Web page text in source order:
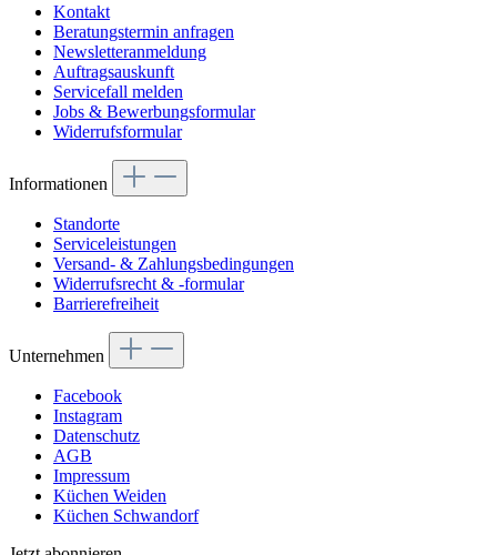
Kontakt
Beratungstermin anfragen
Newsletteranmeldung
Auftragsauskunft
Servicefall melden
Jobs & Bewerbungsformular
Widerrufsformular
Informationen
Standorte
Serviceleistungen
Versand- & Zahlungsbedingungen
Widerrufsrecht & -formular
Barrierefreiheit
Unternehmen
Facebook
Instagram
Datenschutz
AGB
Impressum
Küchen Weiden
Küchen Schwandorf